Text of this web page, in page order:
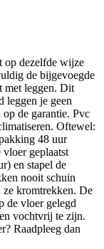
op dezelfde wijze
de bijgevoegde
met leggen. Dit
leggen je geen
op de garantie. Pvc
Oftewel:
48 uur
geplaatst
en stapel de
nooit schuin
ze kromtrekken. De
de vloer gelegd
vochtvrij te zijn.
Raadpleeg dan